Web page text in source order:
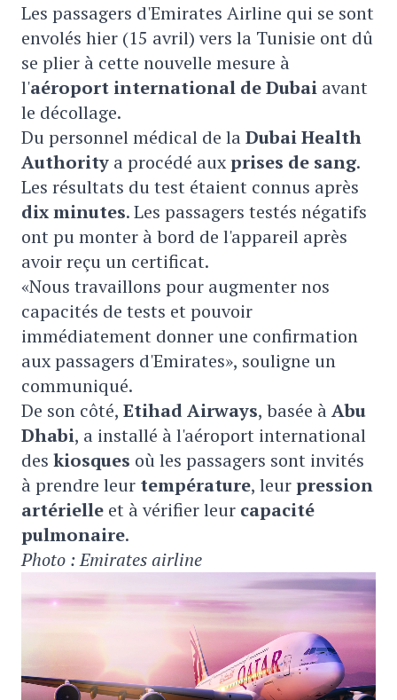
Les passagers d'Emirates Airline qui se sont
envolés hier (15 avril) vers la Tunisie ont dû
se plier à cette nouvelle mesure à
l'aéroport international de Dubai avant
le décollage.
Du personnel médical de laDubai Health
Authority a procédé auxprises de sang.
Les résultats du test étaient connus après
dix minutes. Les passagers testés négatifs
ont pu monter à bord de l'appareil après
avoir reçu un certificat.
«Nous travaillons pour augmenter nos
capacités de tests et pouvoir
immédiatement donner une confirmation
aux passagers d'Emirates», souligne un
communiqué.
De son côté, Etihad Airways, basée àAbu
Dhabi, a installé à l'aéroport international
des kiosques où les passagers sont invités
à prendre leur température, leurpression
artérielle et à vérifier leur capacité
pulmonaire.
Photo : Emirates airline